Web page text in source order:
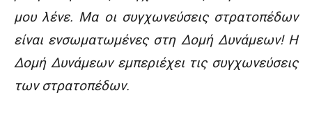
μου λένε. Μα οι συγχωνεύσεις στρατοπέδων
είναι ενσωματωμένες στη Δομή Δυνάμεων! Η
Δομή Δυνάμεων εμπεριέχει τις συγχωνεύσεις
των στρατοπέδων.